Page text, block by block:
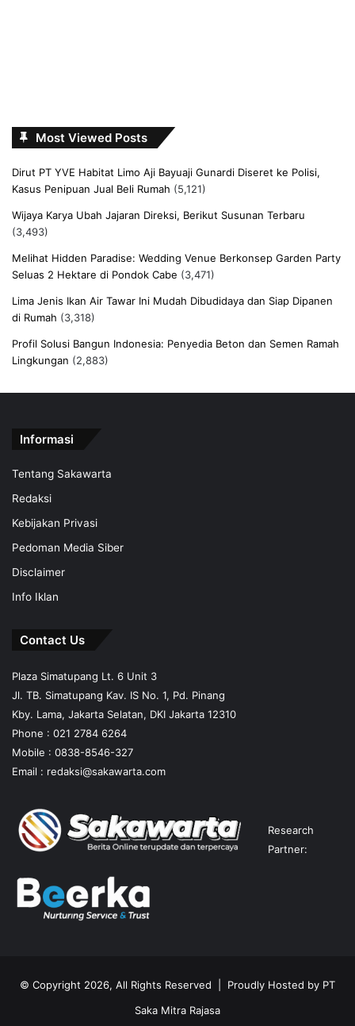
Most Viewed Posts
Dirut PT YVE Habitat Limo Aji Bayuaji Gunardi Diseret ke Polisi,
Kasus Penipuan Jual Beli Rumah (5,121)
Wijaya Karya Ubah Jajaran Direksi, Berikut Susunan Terbaru
(3,493)
Melihat Hidden Paradise: Wedding Venue Berkonsep Garden Party
Seluas 2 Hektare di Pondok Cabe (3,471)
Lima Jenis Ikan Air Tawar Ini Mudah Dibudidaya dan Siap Dipanen
di Rumah (3,318)
Profil Solusi Bangun Indonesia: Penyedia Beton dan Semen Ramah
Lingkungan (2,883)
Informasi
Tentang Sakawarta
Redaksi
Kebijakan Privasi
Pedoman Media Siber
Disclaimer
Info Iklan
Contact Us
Plaza Simatupang Lt. 6 Unit 3
Jl. TB. Simatupang Kav. IS No. 1, Pd. Pinang
Kby. Lama, Jakarta Selatan, DKI Jakarta 12310
Phone : 021 2784 6264
Mobile : 0838-8546-327
Email : redaksi@sakawarta.com
Research
Partner:
© Copyright 2026, All Rights Reserved | Proudly Hosted by PT
Saka Mitra Rajasa